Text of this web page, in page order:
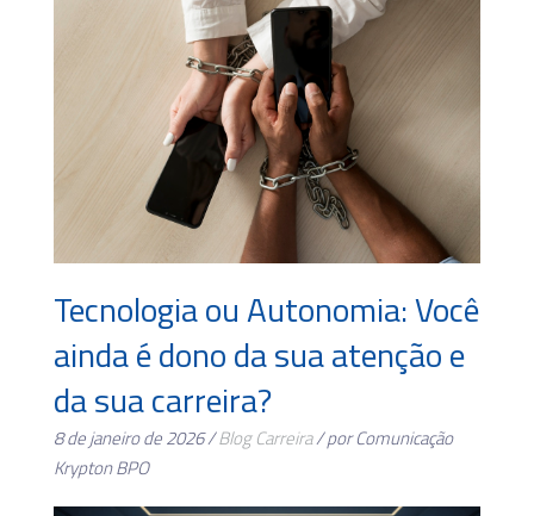
Tecnologia ou Autonomia: Você
ainda é dono da sua atenção e
da sua carreira?
8 de janeiro de 2026 /Blog Carreira/ por Comunicação
Krypton BPO